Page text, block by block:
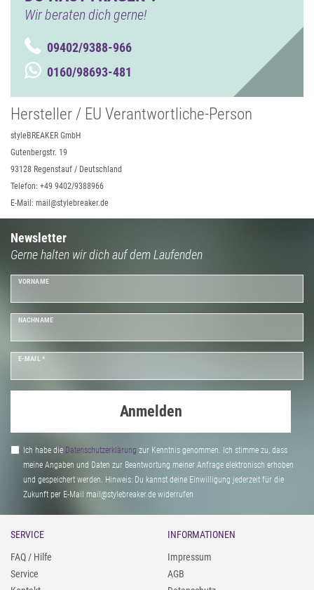
Wir beraten dich gerne!
09402/9388-966
0160/98693-481
Hersteller / EU Verantwortliche-Person
styleBREAKER GmbH
Gutenbergstr. 19
93128 Regenstauf / Deutschland
Telefon: +49 9402/9388966
E-Mail: mail@stylebreaker.de
Newsletter
Gerne halten wir dich auf dem Laufenden
VORNAME
NACHNAME
E-MAIL *
Anmelden
Ich habe die Daten­schutz­erklärung zur Kenntnis genommen. Ich stimme zu, dass
meine Angaben und Daten zur Beantwortung meiner Anfrage elektronisch erhoben
und gespeichert werden. Hinweis: Du kannst deine Einwilligung jederzeit für die
Zukunft per E-Mail mail@stylebreaker.de widerrufen
SERVICE
FAQ / Hilfe
Service
INFORMATIONEN
Impressum
AGB